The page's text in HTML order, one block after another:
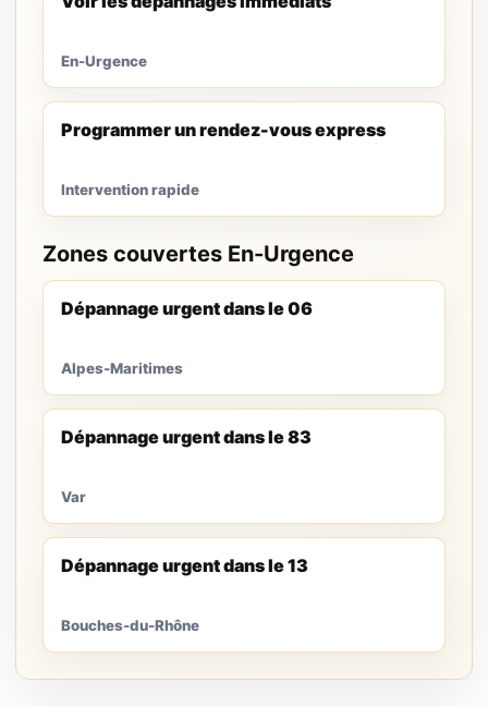
En-Urgence
Programmer un rendez-vous express
Intervention rapide
Zones couvertes En-Urgence
Dépannage urgent dans le 06
Alpes-Maritimes
Dépannage urgent dans le 83
Var
Dépannage urgent dans le 13
Bouches-du-Rhône